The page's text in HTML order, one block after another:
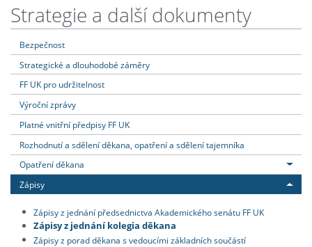
Strategie a další dokumenty
Bezpečnost
Strategické a dlouhodobé záměry
FF UK pro udržitelnost
Výroční zprávy
Platné vnitřní předpisy FF UK
Rozhodnutí a sdělení děkana, opatření a sdělení tajemníka
Opatření děkana
Zápisy
Zápisy z jednání předsednictva Akademického senátu FF UK
Zápisy z jednání kolegia děkana
Zápisy z porad děkana s vedoucími základních součástí